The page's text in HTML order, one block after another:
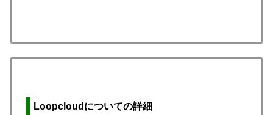
Loopcloudについての詳細